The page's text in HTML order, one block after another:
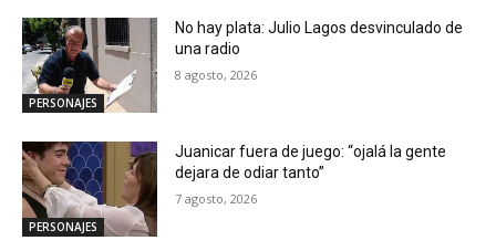
PERSONAJES
No hay plata: Julio Lagos desvinculado de
una radio
8 agosto, 2026
PERSONAJES
Juanicar fuera de juego: “ojalá la gente
dejara de odiar tanto”
7 agosto, 2026